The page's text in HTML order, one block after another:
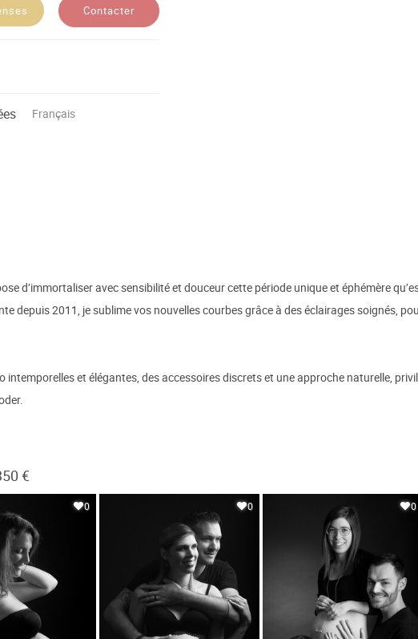
Contacter
Français
d’immortaliser avec sensibilité et douceur cette période unique et éphémère
depuis 2011, je sublime vos nouvelles courbes grâce à des éclairages soignés,
et élégantes, des accessoires discrets et une approche naturelle,
€
0 0 0